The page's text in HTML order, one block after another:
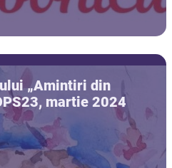
„Amintiri din
martie 2024